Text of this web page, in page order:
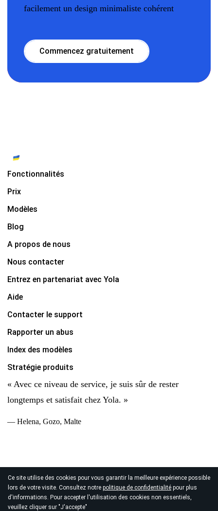
Ce site utilise des cookies pour vous garantir la meilleure expérience possible
lors de votre visite. Consultez notre politique de confidentialité pour plus
d'informations. Pour accepter l'utilisation des cookies non essentiels,
veuillez cliquer sur "J'accepte"
facilement un design minimaliste cohérent
Commencez gratuitement
Fonctionnalités
Prix
Modèles
Blog
A propos de nous
Nous contacter
Entrez en partenariat avec Yola
Aide
Contacter le support
Rapporter un abus
Index des modèles
Stratégie produits
« Avec ce niveau de service, je suis sûr de rester
longtemps et satisfait chez Yola. »
— Helena, Gozo, Malte
© 2026
Copyright Yola Inc. Tous droits réservés.Politique de
confidentialité|Conditions d'utilisation